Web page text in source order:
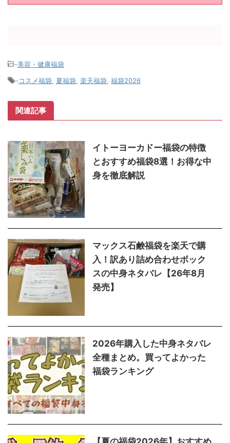
こが好き。福袋みたいに開封が楽しい「アド
-コスメ福袋,夏福袋 , 楽天福袋 福袋2026
関連記事
身を徹底解説
スの中身ネタバレ【26年8月
発売】
福袋ランキング